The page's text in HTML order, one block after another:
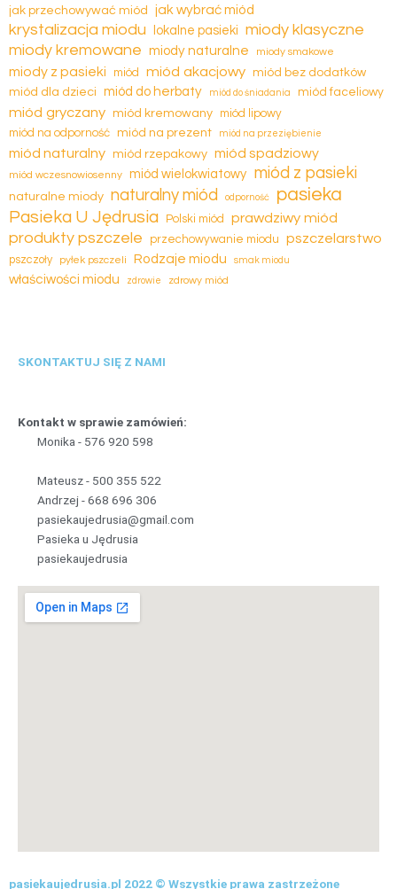
stronie
produktu
jak przechowywać miód jak wybrać miód
krystalizacja miodu lokalne pasieki miody klasyczne
miody kremowane miody naturalne miody smakowe
miody z pasieki miód miód akacjowy miód bez dodatków
miód dla dzieci miód do herbaty miód do śniadania miód faceliowy
miód gryczany miód kremowany
miód lipowy
miód na odporność miód na prezent miód na przeziębienie
miód naturalny miód rzepakowy miód spadziowy
miód wczesnowiosenny miód wielokwiatowy miód z pasieki
naturalne miody naturalny miód odporność pasieka
Pasieka U Jędrusia Polski miód prawdziwy miód
produkty pszczele przechowywanie miodu pszczelarstwo
pszczoły pyłek pszczeli Rodzaje miodu smak miodu
właściwości miodu zdrowie zdrowy miód
SKONTAKTUJ SIĘ Z NAMI
Kontakt w sprawie zamówień:
Monika - 576 920 598
Mateusz - 500 355 522
Andrzej -668 696 306
pasiekaujedrusia@gmail.com
Pasieka u Jędrusia
pasiekaujedrusia
pasiekaujedrusia.pl 2022 © Wszystkie prawa zastrzeżone